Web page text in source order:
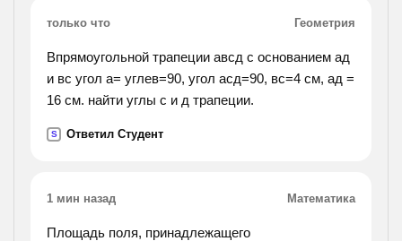
только что Геометрия
Впрямоугольной трапеции авсд с основанием ад
и вс угол а= углев=90, угол асд=90, вс=4 см, ад =
16 см. найти углы с и д трапеции.
S Ответил Студент
1 мин назад Математика
Площадь поля, принадлежащего